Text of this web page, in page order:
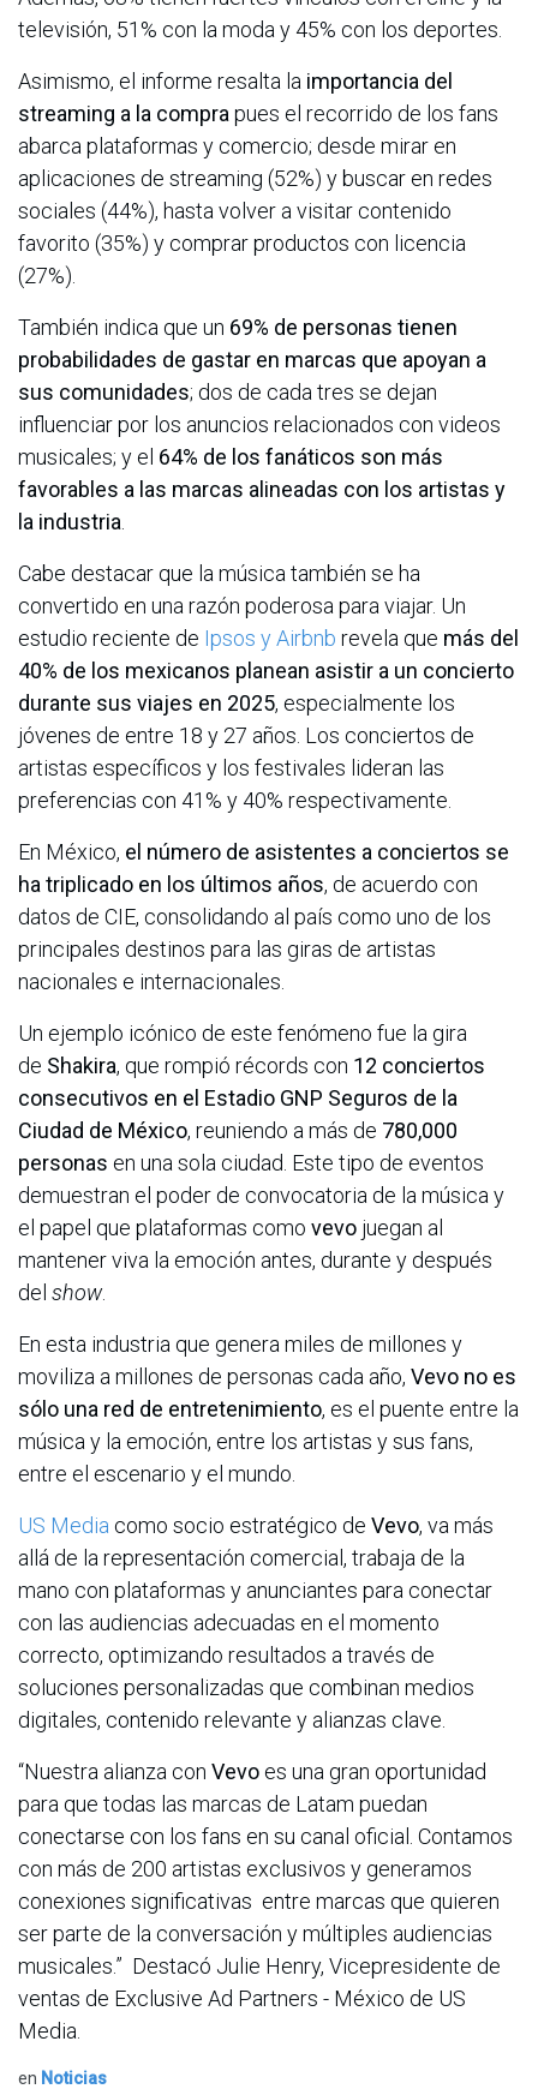
televisión, 51% con la moda y 45% con los deportes.
Asimismo, el informe resalta la importancia del
streaming a la compra pues el recorrido de los fans
abarca plataformas y comercio; desde mirar en
aplicaciones de streaming (52%) y buscar en redes
sociales (44%), hasta volver a visitar contenido
favorito (35%) y comprar productos con licencia
(27%).
También indica que un 69% de personas tienen
probabilidades de gastar en marcas que apoyan a
sus comunidades; dos de cada tres se dejan
influenciar por los anuncios relacionados con videos
musicales; y el 64% de los fanáticos son más
favorables a las marcas alineadas con los artistas y
la industria
Cabe destacar que la música también se ha
convertido en una razón poderosa para viajar. Un
estudio reciente de Ipsos y Airbnb revela que más del
40% de los mexicanos planean asistir a un concierto
durante sus viajes en 2025, especialmente los
jóvenes de entre 18 y 27 años. Los conciertos de
artistas específicos y los festivales lideran las
preferencias con 41% y 40% respectivamente.
En México, el número de asistentes a conciertos se
ha triplicado en los últimos años, de acuerdo con
datos de CIE, consolidando al país como uno de los
principales destinos para las giras de artistas
nacionales e internacionales.
Un ejemplo icónico de este fenómeno fue la gira
de Shakira, que rompió récords con 12 conciertos
consecutivos en el Estadio GNP Seguros de la
Ciudad de México, reuniendo a más de 780,000
personas en una sola ciudad. Este tipo de eventos
demuestran el poder de convocatoria de la música y
el papel que plataformas como vevo juegan al
mantener viva la emoción antes, durante y después
del show.
En esta industria que genera miles de millones y
moviliza a millones de personas cada año, Vevo no es
sólo una red de entretenimiento, es el puente entre la
música y la emoción, entre los artistas y sus fans,
entre el escenario y el mundo.
US Media como socio estratégico de Vevo, va más
allá de la representación comercial, trabaja de la
mano con plataformas y anunciantes para conectar
con las audiencias adecuadas en el momento
correcto, optimizando resultados a través de
soluciones personalizadas que combinan medios
digitales, contenido relevante y alianzas clave.
“Nuestra alianza con Vevo es una gran oportunidad
para que todas las marcas de Latam puedan
conectarse con los fans en su canal oficial. Contamos
con más de 200 artistas exclusivos y generamos
conexiones significativas entre marcas que quieren
ser parte de la conversación y múltiples audiencias
musicales.” Destacó Julie Henry, Vicepresidente de
ventas de Exclusive Ad Partners - México de US
Media.
en Noticias